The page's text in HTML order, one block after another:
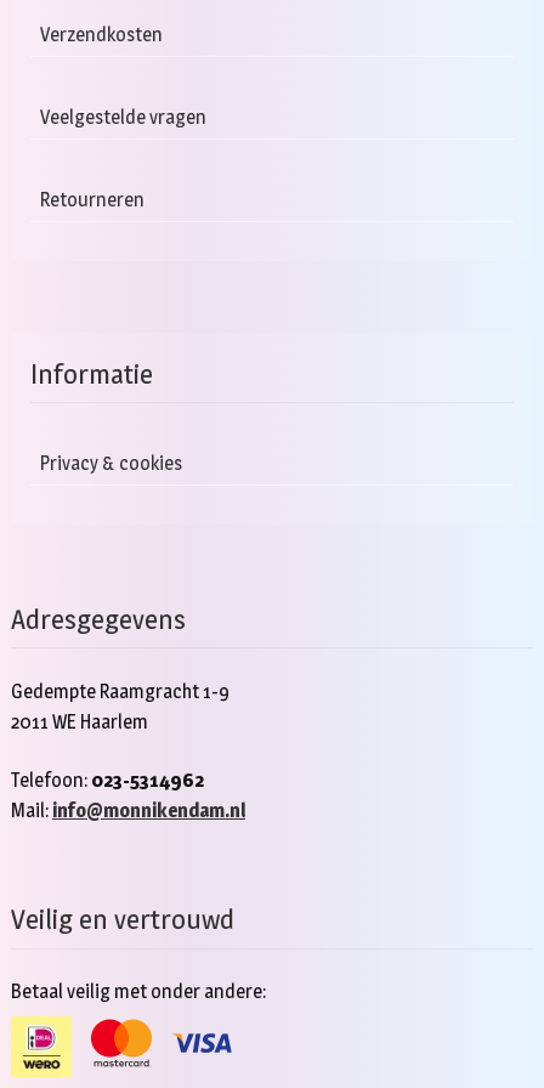
Verzendkosten
Veelgestelde vragen
Retourneren
Informatie
Privacy & cookies
Adresgegevens
Gedempte Raamgracht 1-9
2011 WE Haarlem
Telefoon: 023-5314962
Mail: info@monnikendam.nl
Veilig en vertrouwd
Betaal veilig met onder andere: